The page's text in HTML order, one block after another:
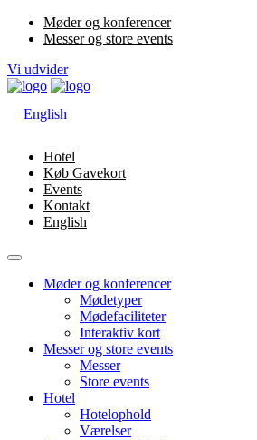
Møder og konferencer
Messer og store events
Vi udvider
English
Hotel
Køb Gavekort
Events
Kontakt
English
Møder og konferencer
Mødetyper
Mødefaciliteter
Interaktiv kort
Messer og store events
Messer
Store events
Hotel
Hotelophold
Værelser